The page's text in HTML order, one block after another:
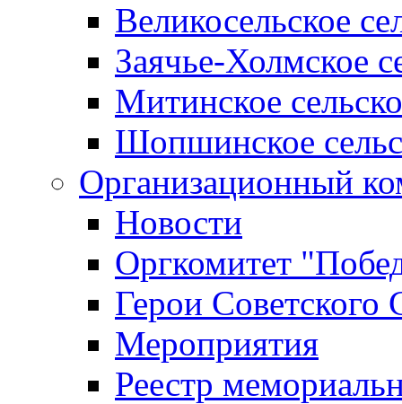
Великосельское
Заячье-Холмское
Митинское
Шопшинское
Организационный
Новости
Оргкомитет
Герои Советского
Мероприятия
Реестр